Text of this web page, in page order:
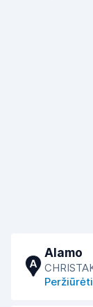
A
Alamo